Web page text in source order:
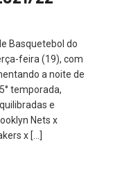
Basquetebol do
feira (19), com
a noite de
temporada,
e
Nets x
x […]